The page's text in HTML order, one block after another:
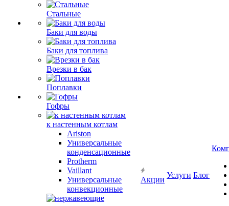
Стальные
Баки для воды
Баки для топлива
Врезки в бак
Поплавки
Гофры
к настенным котлам
Ariston
Универсальные
конденсационные
Protherm
Vaillant
Универсальные
конвекционные
Акции
Услуги Блог